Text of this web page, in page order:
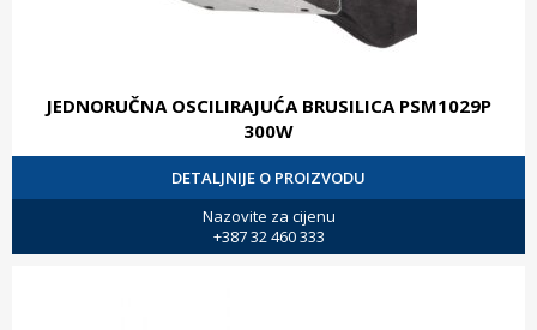
JEDNORUČNA OSCILIRAJUĆA BRUSILICA PSM1029P
300W
DETALJNIJE O PROIZVODU
Nazovite za cijenu
+387 32 460 333